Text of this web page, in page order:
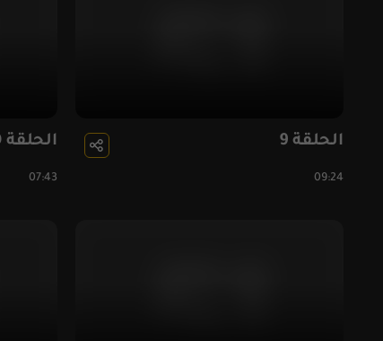
الحلقة 9
09:24
الحلقة 10
07:43